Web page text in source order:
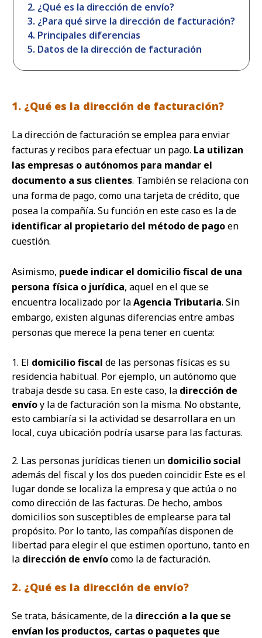
2. ¿Qué es la dirección de envío?
3. ¿Para qué sirve la dirección de facturación?
4. Principales diferencias
5. Datos de la dirección de facturación
1. ¿Qué es la dirección de facturación?
La dirección de facturación se emplea paraenviar
facturas y recibos para efectuar un pago. La utilizan
las empresas o autónomos para mandar el
documento a sus clientes. También se relaciona con
una forma de pago, como una tarjeta de crédito, que
posea la compañía. Su función en este caso es la de
identificar al propietario del método de pagoen
cuestión.
Asimismo, puede indicar el domicilio fiscal de una
persona física o jurídica, aquel en el que se
encuentra localizado por laAgencia Tributaria. Sin
embargo, existen algunas diferencias entre ambas
personas que merece la pena tener en cuenta:
1. El domicilio fiscal de las personas físicas es su
residencia habitual. Por ejemplo, un autónomo que
trabaja desde su casa. En este caso, la dirección de
envíoy la de facturación son la misma. No obstante,
esto cambiaría si la actividad se desarrollara en un
local, cuya ubicación podría usarse para las facturas.
2. Las personas jurídicas tienen un domicilio social
además del fiscal y los dos pueden coincidir. Este es el
lugar donde se localiza la empresa y que actúa o no
como dirección de las facturas. De hecho, ambos
domicilios son susceptibles de emplearse para tal
propósito. Por lo tanto, las compañías disponen de
libertad para elegir el que estimen oportuno, tanto en
la dirección de envíocomo la de facturación.
2. ¿Qué es la dirección de envío?
Se trata, básicamente, de la dirección a la que se
envían los productos, cartas o paquetes​ que